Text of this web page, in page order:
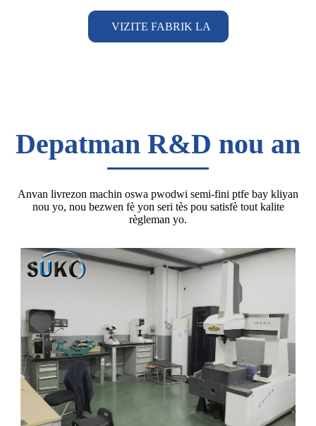
VIZITE FABRIK LA
Depatman R&D nou an
Anvan livrezon machin oswa pwodwi semi-fini ptfe bay kliyan
nou yo, nou bezwen fè yon seri tès pou satisfè tout kalite
règleman yo.